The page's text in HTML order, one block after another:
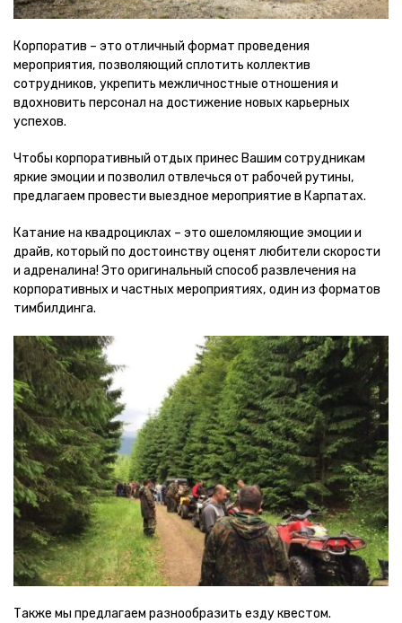
Корпоратив – это отличный формат проведения
мероприятия, позволяющий сплотить коллектив
сотрудников, укрепить межличностные отношения и
вдохновить персонал на достижение новых карьерных
успехов.
Чтобы корпоративный отдых принес Вашим сотрудникам
яркие эмоции и позволил отвлечься от рабочей рутины,
предлагаем провести выездное мероприятие в Карпатах.
Катание на квадроциклах – это ошеломляющие эмоции и
драйв, который по достоинству оценят любители скорости
и адреналина! Это оригинальный способ развлечения на
корпоративных и частных мероприятиях, один из форматов
тимбилдинга.
Также мы предлагаем разнообразить езду квестом.